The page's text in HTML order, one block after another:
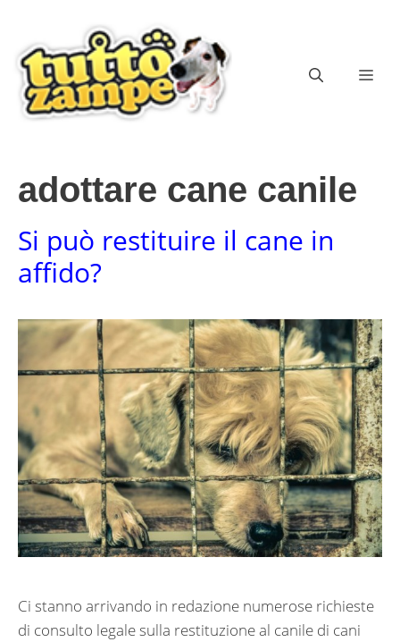
contenuto
adottare cane canile
Si può restituire il cane in
affido?
Ci stanno arrivando in redazione numerose richieste
di consulto legale sulla restituzione al canile di cani